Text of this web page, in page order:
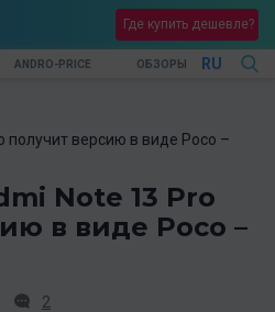
Где купить дешевле?
ANDRO-PRICE ОБЗОРЫ RU
получит версию в виде Poco –
Note 13 Pro
в виде Poco –
2